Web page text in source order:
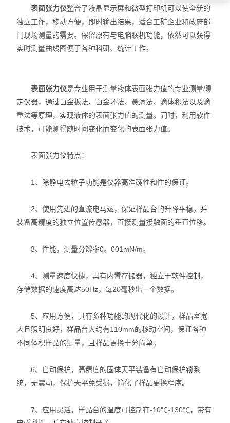
光谱部件及外设
差示/热重/差热/热分析
扫描探针显微镜/原子力
激光粒度仪、纳米粒度仪
低温恒温器
激光光散射仪
扫描电镜（SEM）
电化学工作站
X荧光光谱XRF能量色散型
分析仪器-光谱
透反射率测量仪
等离子清洗机
光学显微镜
表面张力仪整合了液晶显示屏和微型打印机可以使全新的
独立工作，移动方便，即时输出结果，适合工矿企业和政府部
门现场测量的需要。保留原有与电脑联机功能，依然可以获得
实时测量曲线图便于各种科研、统计工作。
表面张力仪是专业用于测量液体表面张力值的专业测量/测
定仪器，通过白金板法、白金环法、悬滴法、滴体积法以及滴
重法等原理，实现液体的表面张力值的测量。同时，利用软件
技术，可能测得随时间变化而变化的表面张力值。
表面张力仪特点：
1、除静电去粒子功能是仪器高准确性和性的保证。
2、使用先进的直流电马达，保证样品台的升降平稳。并
装备高精度的独立位置传感器，直接测量接触面的垂直位移。
3、性能，测量分辨率0。001mN/m。
4、测量速度快捷，具有内置存储器，独立于软件控制，
存储数据的速度高达50Hz，每20毫秒出一个数据。
5、应用方便，具有多种功能的现代化的设计，样品室宽
大且照明良好，样品台大约有110mm的移动空间，保证各种
不同体积样品的测量，且样品更换十分简单。
6、自动保护，高精度的固体天平装备有自动保护锁系
统，无震动，保护天平免受损，简化了样品更换程序。
7、应用灵活，样品台的温度可控制在-10℃-130℃，带有